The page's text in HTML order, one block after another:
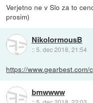
Verjetno ne v Slo za to
prosim)
NikolormousB
:: 5. dec 2018, 21:54
https://www.gearbest.com/
bmwwww